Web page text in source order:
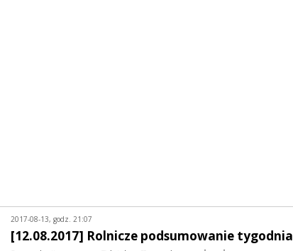
2017-08-13, godz. 21:07
[12.08.2017] Rolnicze podsumowanie tygodnia